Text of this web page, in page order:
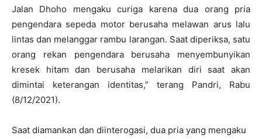
Jalan Dhoho mengaku curiga karena dua orang pria
pengendara sepeda motor berusaha melawan arus lalu
lintas dan melanggar rambu larangan. Saat diperiksa, satu
orang rekan pengendara berusaha menyembunyikan
kresek hitam dan berusaha melarikan diri saat akan
dimintai keterangan identitas,” terang Pandri, Rabu
(8/12/2021).
Saat diamankan dan diinterogasi, dua pria yang mengaku